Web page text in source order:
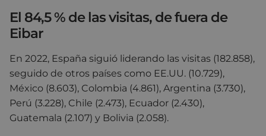
El 84,5 % de las visitas, de fuera de
Eibar
En 2022, España siguió liderando las visitas (182.858),
seguido de otros países como EE.UU. (10.729),
México (8.603), Colombia (4.861), Argentina (3.730),
Perú (3.228), Chile (2.473), Ecuador (2.430),
Guatemala (2.107) y Bolivia (2.058).